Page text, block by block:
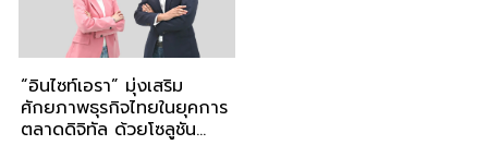
“อินไซท์เอรา” มุ่งเสริม
ศักยภาพธุรกิจไทยในยุคการ
ตลาดดิจิทัล ด้วยโซลูชัน